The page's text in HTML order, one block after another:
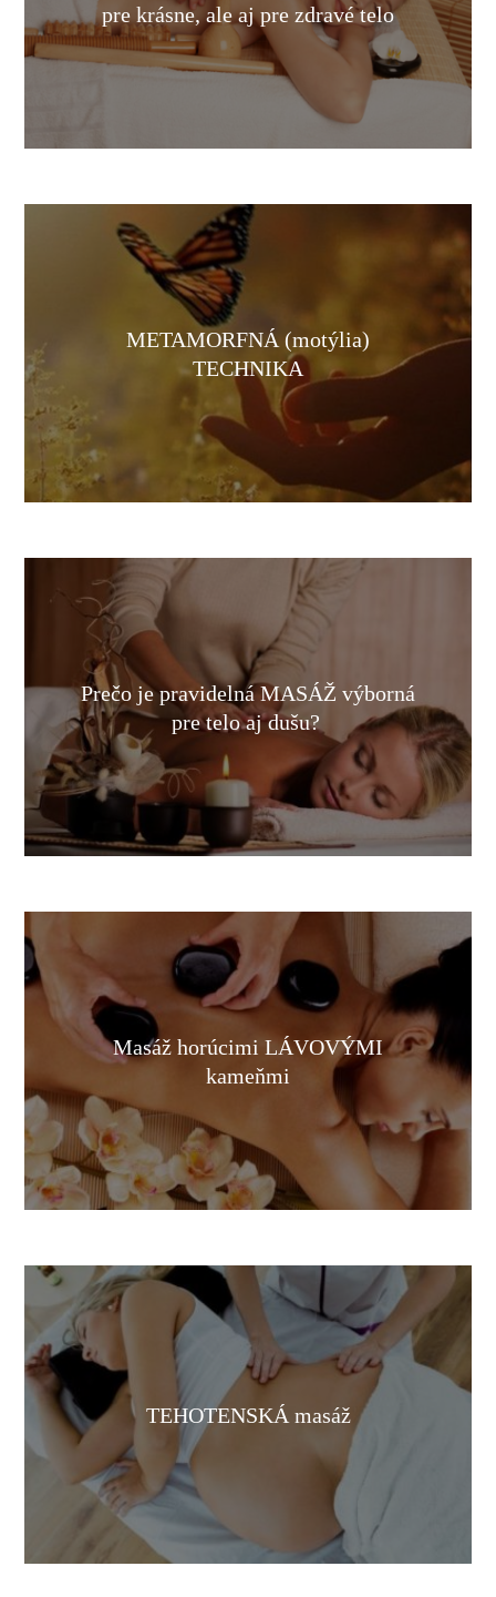
pre krásne, ale aj pre zdravé telo
METAMORFNÁ (motýlia)
TECHNIKA
Prečo je pravidelná MASÁŽ výborná
pre telo aj dušu?
Masáž horúcimi LÁVOVÝMI
kameňmi
TEHOTENSKÁ masáž